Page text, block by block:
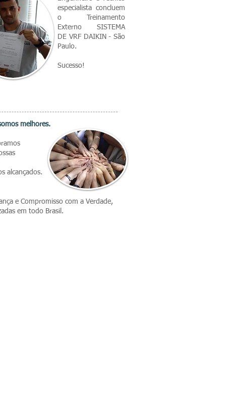
especialista concluem
o Treinamento
Externo SISTEMA
DE VRF DAIKIN - São
Paulo.
Sucesso!
e Compromisso com a Verdade,
em todo Brasil.
melhores.
alcançados.